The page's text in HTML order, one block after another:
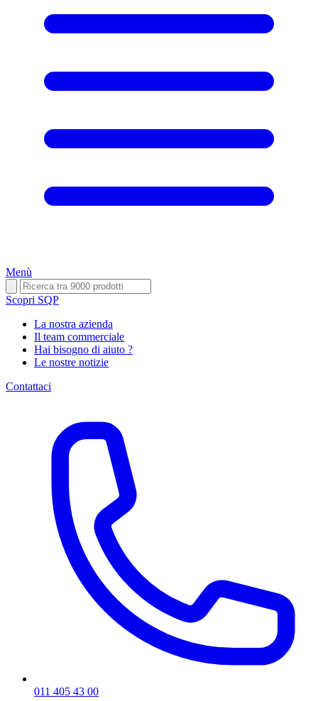
Menù
Scopri SQP
La nostra azienda
Il team commerciale
Hai bisogno di aiuto ?
Le nostre notizie
Contattaci
011 405 43 00